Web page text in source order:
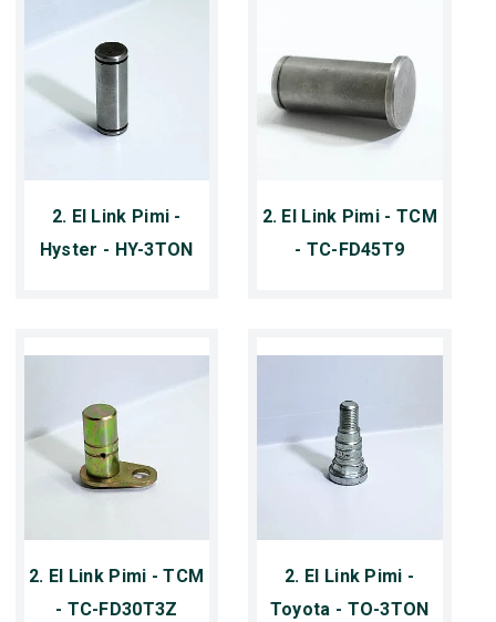
2. El Link Pimi -
Hyster - HY-3TON
2. El Link Pimi - TCM
- TC-FD45T9
2. El Link Pimi - TCM
- TC-FD30T3Z
2. El Link Pimi -
Toyota - TO-3TON